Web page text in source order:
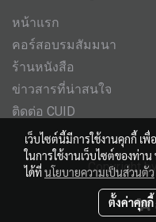
หน้าแรก
คอร์สอบรมสัมมนา
ร้านหนังสือ
ข่าวสารที่น่าสนใจ
ติดต่อ CUID
Copyright
ผู้เข้าช
เว็บไซต์นี้มีการใช้งานคุกกี้
ในการใช้งานเว็บไซต์ของท่า
ได้ที่นโยบายความเป็นส่วนตัว
ตั้งค่าคุกกี้